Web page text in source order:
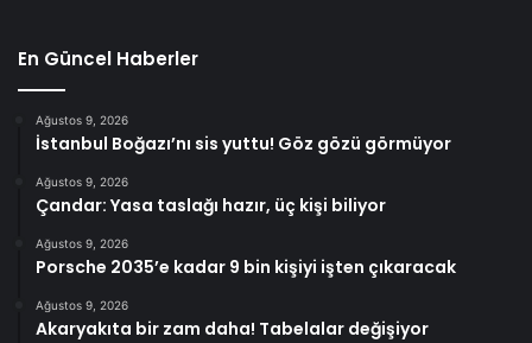
En Güncel Haberler
Ağustos 9, 2026
İstanbul Boğazı’nı sis yuttu! Göz gözü görmüyor
Ağustos 9, 2026
Çandar: Yasa taslağı hazır, üç kişi biliyor
Ağustos 9, 2026
Porsche 2035’e kadar 9 bin kişiyi işten çıkaracak
Ağustos 9, 2026
Akaryakıta bir zam daha! Tabelalar değişiyor